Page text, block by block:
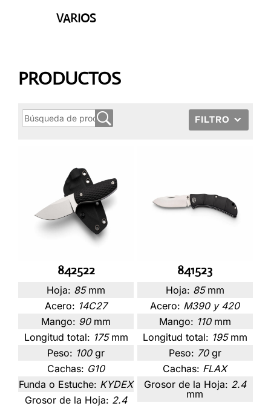
VARIOS
PRODUCTOS
FILTRO
842522
Hoja: 85 mm
Acero: 14C27
Mango: 90 mm
Longitud total: 175 mm
Peso: 100 gr
Cachas: G10
Funda o Estuche: KYDEX
Grosor de la Hoja: 2.4
841523
Hoja: 85 mm
Acero: M390 y 420
Mango: 110 mm
Longitud total: 195 mm
Peso: 70 gr
Cachas: FLAX
Grosor de la Hoja: 2.4
mm